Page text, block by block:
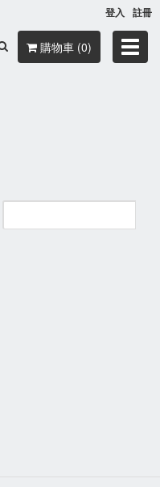
登入 註冊
購物車 (0)